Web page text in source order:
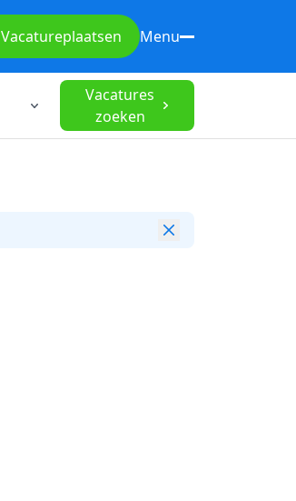
Vacatureplaatsen Menu
Vacatures
zoeken